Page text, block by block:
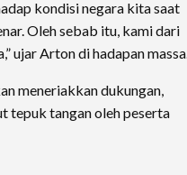
kondisi negara kita saat
Oleh sebab itu, kami dari
ujar Arton di hadapan massa.
meneriakkan dukungan,
tepuk tangan oleh peserta